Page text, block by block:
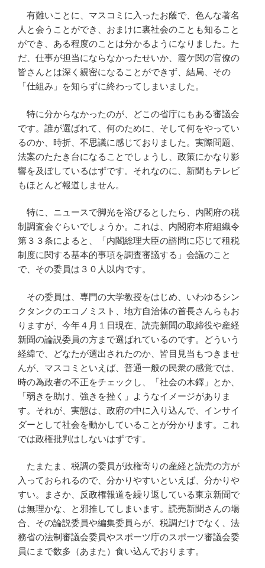
有難いことに、マスコミに入ったお蔭で、色んな著名
人と会うことができ、おまけに裏社会のことも知ること
ができ、ある程度のことは分かるようになりました。た
だ、仕事が担当にならなかったせいか、霞ケ関の官僚の
皆さんとは深く親密になることができず、結局、その
「仕組み」を知らずに終わってしまいました。
特に分からなかったのが、どこの省庁にもある審議会
です。誰が選ばれて、何のために、そして何をやってい
るのか、時折、不思議に感じておりました。実際問題、
法案のたたき台になることでしょうし、政策にかなり影
響を及ぼしているはずです。それなのに、新聞もテレビ
もほとんど報道しません。
特に、ニュースで脚光を浴びるとしたら、内閣府の税
制調査会ぐらいでしょうか。これは、内閣府本府組織令
第３３条によると、「内閣総理大臣の諮問に応じて租税
制度に関する基本的事項を調査審議する」会議のこと
で、その委員は３０人以内です。
その委員は、専門の大学教授をはじめ、いわゆるシン
クタンクのエコノミスト、地方自治体の首長さんらもお
りますが、今年４月１日現在、読売新聞の取締役や産経
新聞の論説委員の方まで選ばれているのです。どういう
経緯で、どなたが選出されたのか、皆目見当もつきませ
んが、マスコミといえば、普通一般の民衆の感覚では、
時の為政者の不正をチェックし、「社会の木鐸」とか、
「弱きを助け、強きを挫く」ようなイメージがありま
す。それが、実態は、政府の中に入り込んで、インサイ
ダーとして社会を動かしていることが分かります。これ
では政権批判はしないはずです。
たまたま、税調の委員が政権寄りの産経と読売の方が
入っておられるので、分かりやすいといえば、分かりや
すい。まさか、反政権報道を繰り返している東京新聞で
は無理かな、と邪推してしまいます。読売新聞さんの場
合、その論説委員や編集委員らが、税調だけでなく、法
務省の法制審議会委員やスポーツ庁のスポーツ審議会委
員にまで数多（あまた）食い込んでおります。